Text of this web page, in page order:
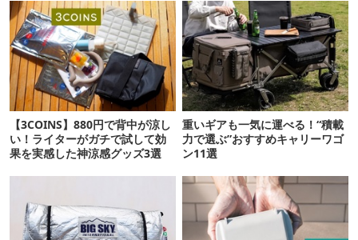
【3COINS】880円で背中が涼し
い！ライターがガチで試して効
果を実感した神涼感グッズ3選
重いギアも一気に運べる！“積載
力で選ぶ”おすすめキャリーワゴ
ン11選